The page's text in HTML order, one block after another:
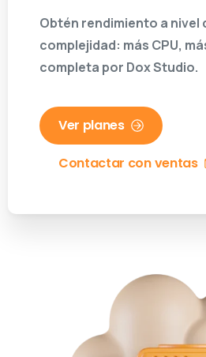
Obtén rendimiento a nivel
complejidad: más CPU,
completa por Dox Studio.
Ver planes
Contactar con ventas